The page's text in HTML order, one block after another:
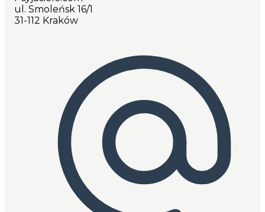
ul. Smoleńsk 16/1
31-112 Kraków